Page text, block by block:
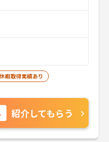
暇取得実績あり
紹介してもらう